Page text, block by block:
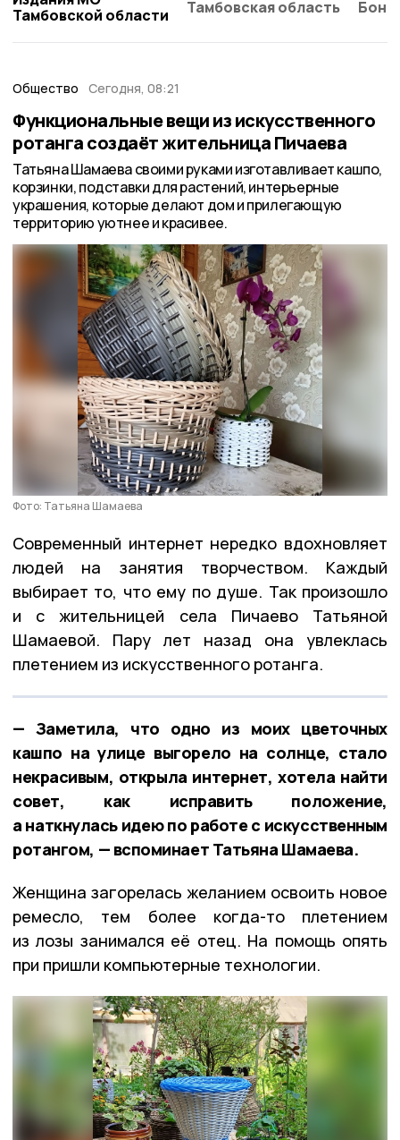
Тамбовской области
Тамбовская область
Общество Сегодня, 08:21
Функциональные вещи из искусственного
ротанга создаёт жительница Пичаева
Татьяна Шамаева своими руками изготавливает кашпо,
корзинки, подставки для растений, интерьерные
украшения, которые делают дом и прилегающую
территорию уютнее и красивее.
Фото: Татьяна Шамаева
Современный интернет нередко вдохновляет
людей на занятия творчеством. Каждый
выбирает то, что ему по душе. Так произошло
и с жительницей села Пичаево Татьяной
Шамаевой. Пару лет назад она увлеклась
плетением из искусственного ротанга.
— Заметила, что одно из моих цветочных
кашпо на улице выгорело на солнце, стало
некрасивым, открыла интернет, хотела найти
совет, как исправить положение,
а наткнулась идею по работе с искусственным
ротангом, — вспоминает Татьяна Шамаева.
Женщина загорелась желанием освоить новое
ремесло, тем более когда-то плетением
из лозы занимался её отец. На помощь опять
при пришли компьютерные технологии.